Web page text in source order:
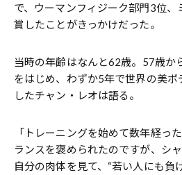
で、ウーマンフィジーク部門3位、
賞したことがきっかけだった。
当時の年齢はなんと62歳。57歳か
をはじめ、わずか5年で世界の美ボ
したチャン・レオは語る。
「トレーニングを始めて数年経っ
ランスを褒められたのですが、シ
自分の肉体を見て、“若い人にも負